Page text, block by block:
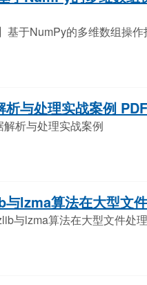
基于NumPy的多维数组操
与处理实战案例
析与处理实战案例
lzma算法在大型文
与lzma算法在大型文件处